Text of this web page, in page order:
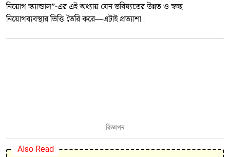
নিয়োগ স্ক্যান্ডাল”-এর এই অধ্যায় যেন ভবিষ্যতের উন্নত ও স্বচ্ছ
নিয়োগব্যবস্থার ভিত্তি তৈরি করে—এটাই প্রত্যাশা।
বিজ্ঞাপন
Also Read